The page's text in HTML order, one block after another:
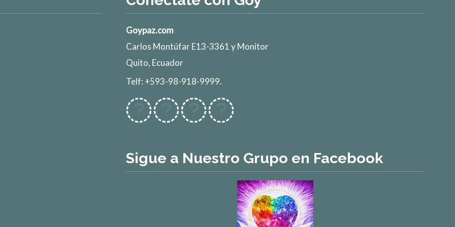
Goypaz.com
Carlos Montúfar E13-3361 y Monitor
Quito, Ecuador
Telf: +593-98-918-9999.
Sigue a Nuestro Grupo en Facebook